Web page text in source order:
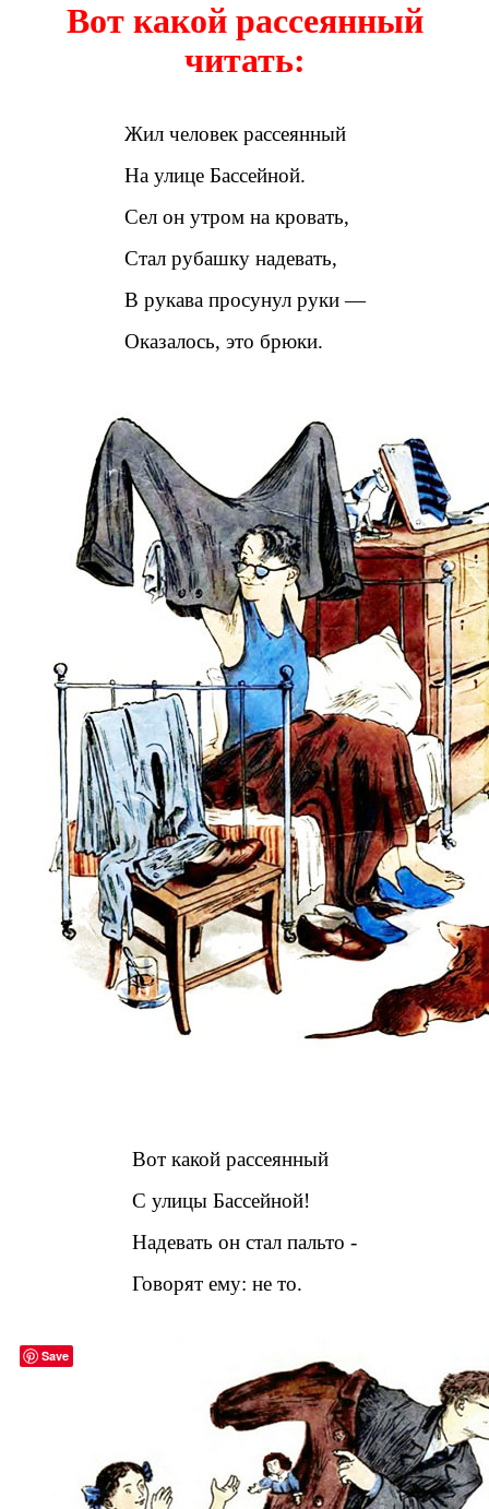
Вот какой рассеянный
читать:
Жил человек рассеянный
На улице Бассейной.
Сел он утром на кровать,
Стал рубашку надевать,
В рукава просунул руки —
Оказалось, это брюки.
Вот какой рассеянный
С улицы Бассейной!
Надевать он стал пальто -
Говорят ему: не то.
Save